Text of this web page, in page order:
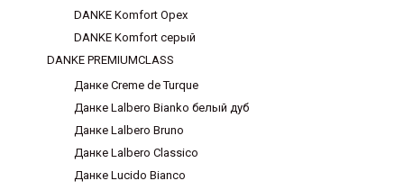
DANKE Komfort Орех
DANKE Komfort серый
DANKE PREMIUMCLASS
Данке Creme de Turque
Данке Lalbero Bianko белый дуб
Данке Lalbero Bruno
Данке Lalbero Classico
Данке Lucido Bianco